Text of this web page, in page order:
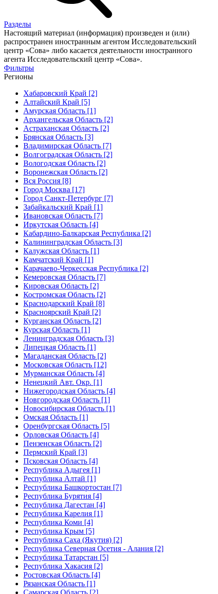
Разделы
Настоящий материал (информация) произведен и (или)
распространен иностранным агентом Исследовательский
центр «Сова» либо касается деятельности иностранного
агента Исследовательский центр «Сова».
Фильтры
Регионы
Хабаровский Край [2]
Алтайский Край [5]
Амурская Область [1]
Архангельская Область [2]
Астраханская Область [2]
Брянская Область [3]
Владимирская Область [7]
Волгоградская Область [2]
Вологодская Область [2]
Воронежская Область [2]
Вся Россия [8]
Город Москва [17]
Город Санкт-Петербург [7]
Забайкальский Край [1]
Ивановская Область [7]
Иркутская Область [4]
Кабардино-Балкарская Республика [2]
Калининградская Область [3]
Калужская Область [1]
Камчатский Край [1]
Карачаево-Черкесская Республика [2]
Кемеровская Область [7]
Кировская Область [2]
Костромская Область [2]
Краснодарский Край [8]
Красноярский Край [2]
Курганская Область [2]
Курская Область [1]
Ленинградская Область [3]
Липецкая Область [1]
Магаданская Область [2]
Московская Область [12]
Мурманская Область [4]
Ненецкий Авт. Окр. [1]
Нижегородская Область [4]
Новгородская Область [1]
Новосибирская Область [1]
Омская Область [1]
Оренбургская Область [5]
Орловская Область [4]
Пензенская Область [2]
Пермский Край [3]
Псковская Область [4]
Республика Адыгея [1]
Республика Алтай [1]
Республика Башкортостан [7]
Республика Бурятия [4]
Республика Дагестан [4]
Республика Карелия [1]
Республика Коми [4]
Республика Крым [5]
Республика Саха (Якутия) [2]
Республика Северная Осетия - Алания [2]
Республика Татарстан [5]
Республика Хакасия [2]
Ростовская Область [4]
Рязанская Область [1]
Самарская Область [2]